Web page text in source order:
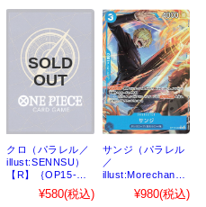
クロ（パラレル／
illust:SENNSU）
【R】｛OP15-
¥580(税込)
サンジ（パラレル
／
illust:Morechand
）【R】｛OP15-
¥980(税込)